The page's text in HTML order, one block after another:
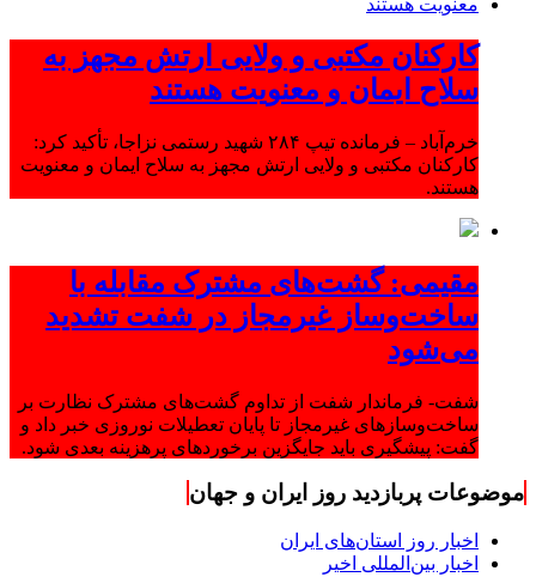
کارکنان مکتبی و ولایی ارتش مجهز به
سلاح ایمان و معنویت هستند
خرم‌آباد – فرمانده تیپ ۲۸۴ شهید رستمی نزاجا، تأکید کرد:
کارکنان مکتبی و ولایی ارتش مجهز به سلاح ایمان و معنویت
هستند.
مقیمی: گشت‌های مشترک مقابله با
ساخت‌وساز غیرمجاز در شفت تشدید
می‌شود
شفت- فرماندار شفت از تداوم گشت‌های مشترک نظارت بر
ساخت‌وسازهای غیرمجاز تا پایان تعطیلات نوروزی خبر داد و
گفت: پیشگیری باید جایگزین برخوردهای پرهزینه بعدی شود.
موضوعات پربازدید روز ایران و جهان
اخبار روز استان‌های ایران
اخبار بین‌المللی اخیر